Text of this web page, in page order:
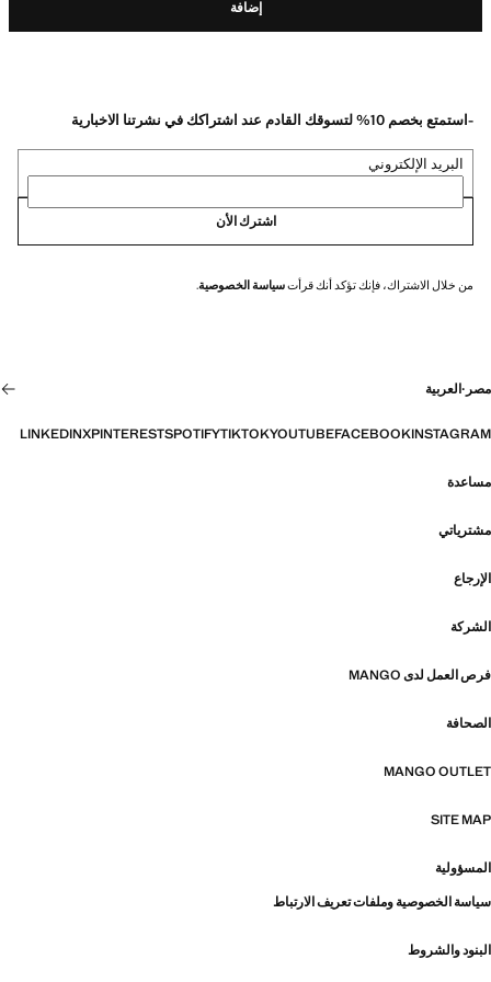
إضافة
-استمتع بخصم 10% لتسوقك القادم عند اشتراكك في نشرتنا الاخبارية
البريد الإلكتروني
اشترك الأن
من خلال الاشتراك، فإنك تؤكد أنك قرأتسياسة الخصوصية.
مصر ·العربية
INSTAGRAM
FACEBOOK
YOUTUBE
TIKTOK
SPOTIFY
PINTEREST
X
LINKEDIN
مساعدة
مشترياتي
الإرجاع
الشركة
فرص العمل لدى MANGO
الصحافة
MANGO OUTLET
SITE MAP
المسؤولية
سياسة الخصوصية وملفات تعريف الارتباط
البنود والشروط